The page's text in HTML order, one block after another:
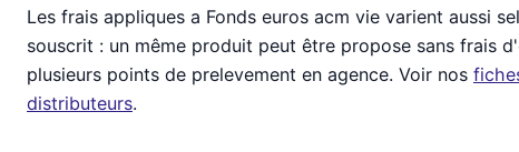
Les frais appliques a Fonds euros acm vie varient aussi
souscrit : un même produit peut être propose sans frais
plusieurs points de prelevement en agence. Voir nos
distributeurs.